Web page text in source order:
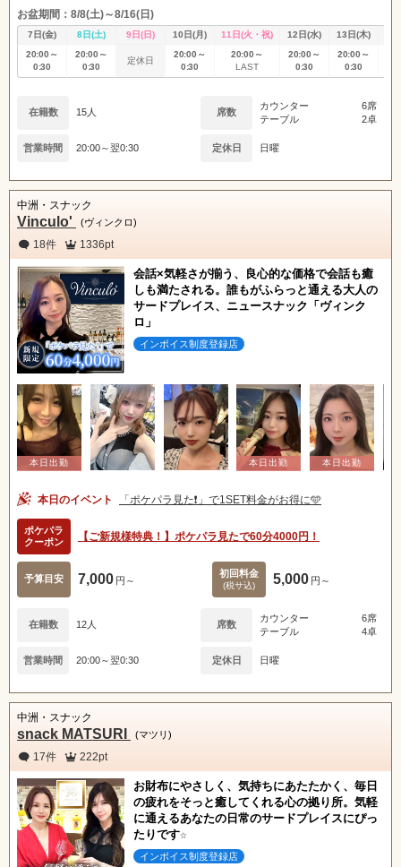
お盆期間：8/8(土)～8/16(日)
7日(金) 8日(土) 9日(日) 10日(月) 11日(火・祝) 12日(水) 13日(木)
20:00～
0:30
20:00～
0:30
定休日
20:00～
0:30
20:00～
LAST
20:00～
0:30
20:00～
0:30
在籍数 15人 席数
カウンター
6席
テーブル
2卓
営業時間 20:00～翌0:30 定休日 日曜
中洲・スナック
Vinculo' (ヴィンクロ)
18件 1336pt
会話×気軽さが揃う、良心的な価格で会話も癒
しも満たされる。誰もがふらっと通える大人の
サードプレイス、ニュースナック「ヴィンク
ロ」
インボイス制度登録店
本日のイベント 「ポケパラ見た❗️」で1SET料金がお得に🩵
ポケパラ
クーポン
【ご新規様特典！】ポケパラ見たで60分4000円！
予算目安 7,000 円～
初回料金
(税サ込) 5,000 円～
在籍数 12人 席数
カウンター
6席
テーブル
4卓
営業時間 20:00～翌0:30 定休日 日曜
中洲・スナック
snack MATSURI (マツリ)
17件 222pt
お財布にやさしく、気持ちにあたたかく、毎日
の疲れをそっと癒してくれる心の拠り所。気軽
に通えるあなたの日常のサードプレイスにぴっ
たりです☆
インボイス制度登録店